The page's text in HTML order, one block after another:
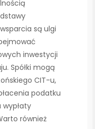
są ulgi
inwestycji
Spółki mogą
CIT-u,
podatku
również